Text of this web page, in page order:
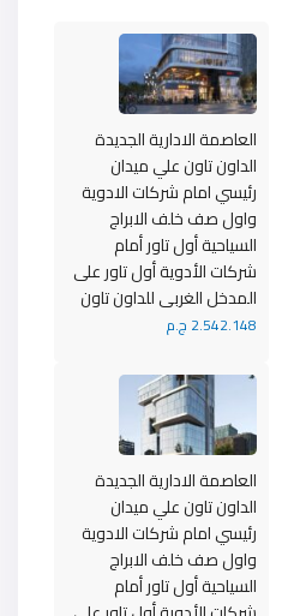
العاصمة الادارية الجديدة
الداون تاون علي ميدان
رئيسي امام شركات الادوية
واول صف خلف الابراج
السياحية أول تاور أمام
شركات الأدوية أول تاور على
المدخل الغربى للداون تاون
2.542.148 ج.م
العاصمة الادارية الجديدة
الداون تاون علي ميدان
رئيسي امام شركات الادوية
واول صف خلف الابراج
السياحية أول تاور أمام